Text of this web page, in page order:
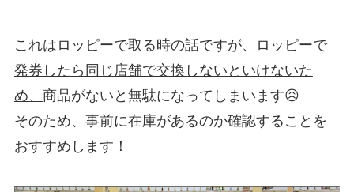
これはロッピーで取る時の話ですが、
ロッピーで
発券したら同じ店舗で交換しないといけないた
め、 商品がないと無駄になってしまいます😥
そのため、事前に在庫があるのか確認することを
おすすめします！